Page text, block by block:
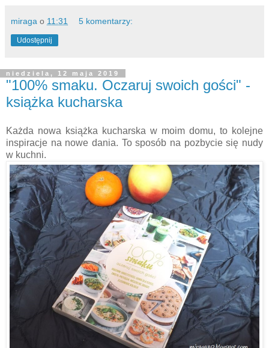
miraga o 11:31 5 komentarzy:
Udostępnij
niedziela, 12 maja 2019
"100% smaku. Oczaruj swoich gości" -
książka kucharska
Każda nowa książka kucharska w moim domu, to kolejne
inspiracje na nowe dania. To sposób na pozbycie się nudy
w kuchni.